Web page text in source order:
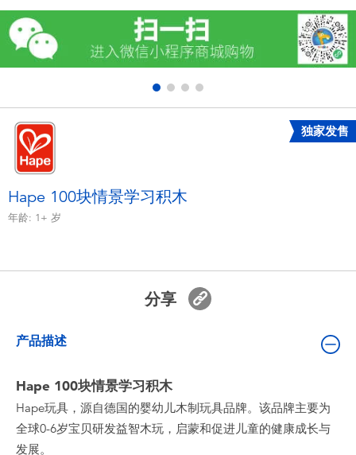
益智学习玩具
户外及运动产品
毛绒公仔玩具
玩具促销
独家发售
Hape 100块情景学习积木
年龄: 1+ 岁
分享
产品描述
Hape 100块情景学习积木
Hape玩具，源自德国的婴幼儿木制玩具品牌。该品牌主要为
全球0-6岁宝贝研发益智木玩，启蒙和促进儿童的健康成长与
发展。